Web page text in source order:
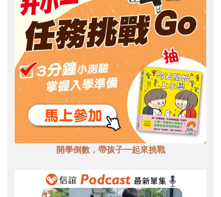
開學倒數，帶孩子一起來挑戰